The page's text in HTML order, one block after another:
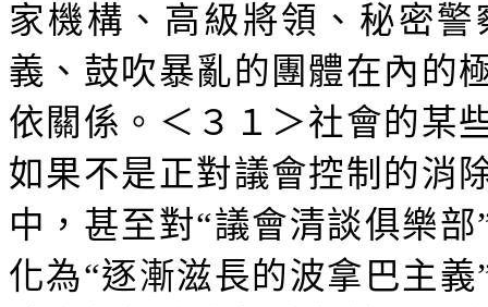
家機構、高級將領、秘密
義、鼓吹暴亂的團體在內的
依關係。＜３１＞社會的某
如果不是正對議會控制的消
中，甚至對“議會清談俱樂
化為“逐漸滋長的波拿巴主